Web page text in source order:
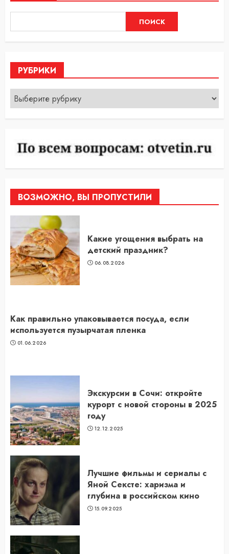
ПОИСК
РУБРИКИ
Рубрики
ВОЗМОЖНО, ВЫ ПРОПУСТИЛИ
Какие угощения выбрать на
детский праздник?
06.08.2026
Как правильно упаковывается посуда, если
используется пузырчатая пленка
01.06.2026
Экскурсии в Сочи: откройте
курорт с новой стороны в 2025
году
12.12.2025
Лучшие фильмы и сериалы с
Яной Сексте: харизма и
глубина в российском кино
15.09.2025